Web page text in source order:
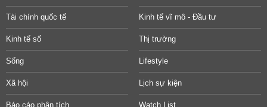
Tài chính quốc tế Kinh tế vĩ mô - Đầu tư
Kinh tế số Thị trường
Sống Lifestyle
Xã hội Lịch sự kiện
Báo cáo phân tích Watch List